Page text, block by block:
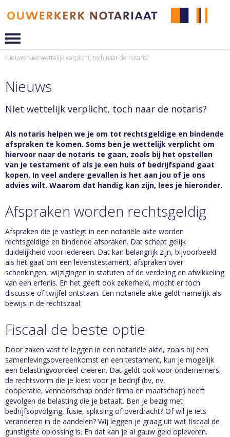
Nieuws Niet wettelijk verplicht, toch naar de notaris?
Nieuws
Niet wettelijk verplicht, toch naar de notaris?
Als notaris helpen we je om tot rechtsgeldige en bindende
afspraken te komen. Soms ben je wettelijk verplicht om
hiervoor naar de notaris te gaan, zoals bij het opstellen
van je testament of als je een huis of bedrijfspand gaat
kopen. In veel andere gevallen is het aan jou of je ons
advies wilt. Waarom dat handig kan zijn, lees je hieronder.
Afspraken worden rechtsgeldig
Afspraken die je vastlegt in een notariële akte worden
rechtsgeldige en bindende afspraken. Dat schept gelijk
duidelijkheid voor iedereen. Dat kan belangrijk zijn, bijvoorbeeld
als het gaat om een levenstestament, afspraken over
schenkingen, wijzigingen in statuten of de verdeling en afwikkeling
van een erfenis. En het geeft ook zekerheid, mocht er toch
discussie of twijfel ontstaan. Een notariële akte geldt namelijk als
bewijs in de rechtszaal.
Fiscaal de beste optie
Door zaken vast te leggen in een notariële akte, zoals bij een
samenlevingsovereenkomst en een testament, kun je mogelijk
een belastingvoordeel creëren. Dat geldt ook voor ondernemers:
de rechtsvorm die je kiest voor je bedrijf (bv, nv,
coöperatie, vennootschap onder firma en maatschap) heeft
gevolgen de belasting die je betaalt. Ben je bezig met
bedrijfsopvolging, fusie, splitsing of overdracht? Of wil je iets
veranderen in de aandelen? Wij leggen je graag uit wat fiscaal de
gunstigste oplossing is. En dat kan je al gauw geld opleveren.